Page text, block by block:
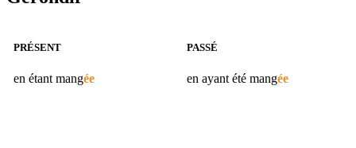
PRÉSENT
en étant mangée
PASSÉ
en ayant été mangée